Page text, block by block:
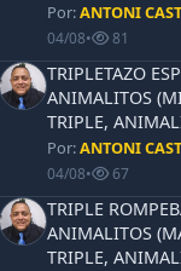
Por:ANTONI
04/08• 81
TRIPLETAZO
ANIMALITOS
TRIPLE,
Por:ANTONI
04/08• 67
TRIPLE
ANIMALITOS
TRIPLE,